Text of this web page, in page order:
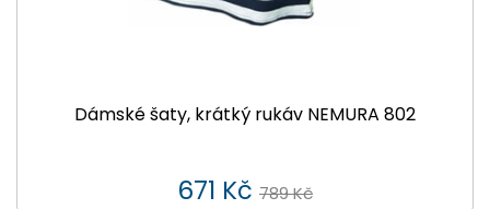
Dámské šaty, krátký rukáv NEMURA 802
671 Kč 789 Kč